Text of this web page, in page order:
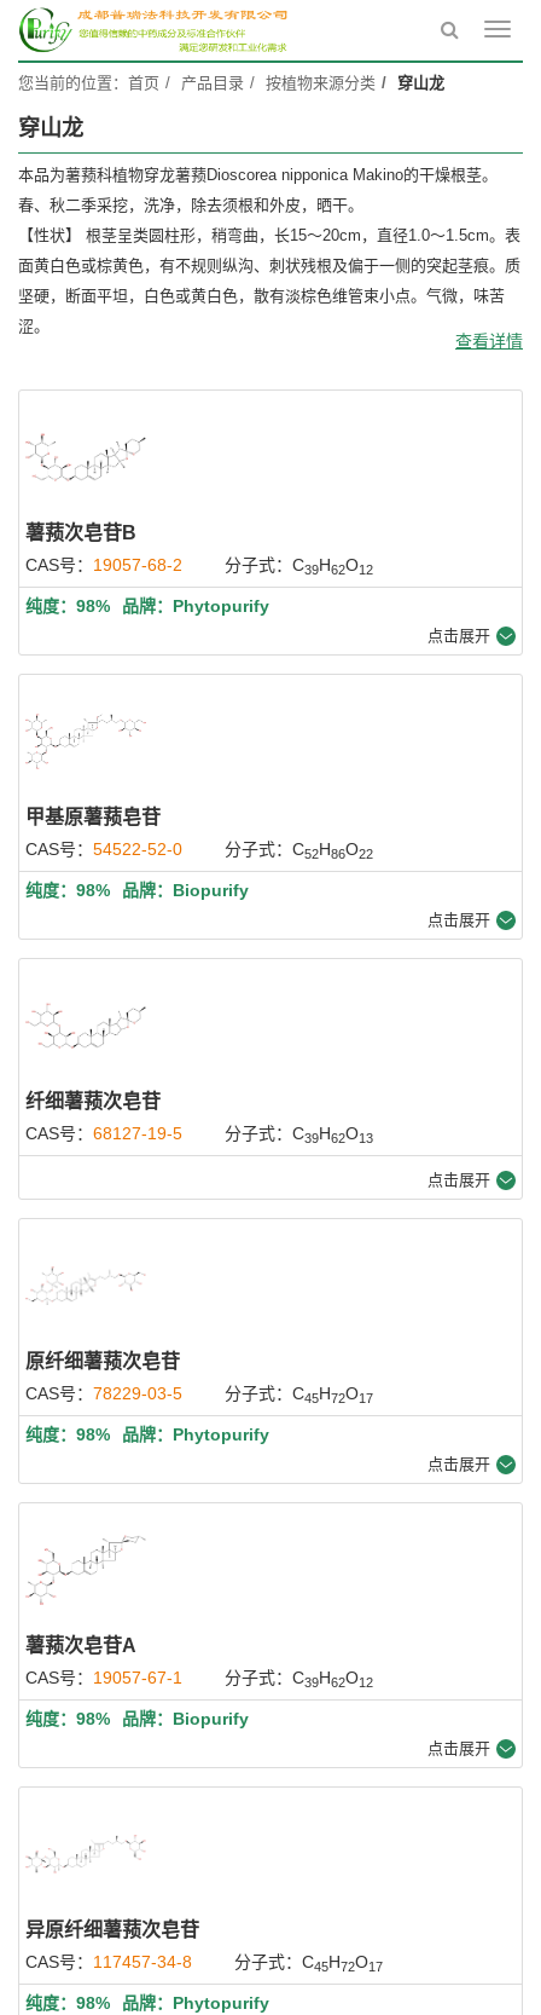
您当前的位置： 首页 产品目录 按植物来源分类 穿山龙
穿山龙
本品为薯蓣科植物穿龙薯蓣Dioscorea nipponica Makino的干燥根茎。
春、秋二季采挖，洗净，除去须根和外皮，晒干。
【性状】 根茎呈类圆柱形，稍弯曲，长15～20cm，直径1.0～1.5cm。表
面黄白色或棕黄色，有不规则纵沟、刺状残根及偏于一侧的突起茎痕。质
坚硬，断面平坦，白色或黄白色，散有淡棕色维管束小点。气微，味苦
涩。
查看详情
薯蓣次皂苷B
CAS号： 19057-68-2 分子式：C39H62O12
纯度：98% 品牌：Phytopurify
点击展开
甲基原薯蓣皂苷
CAS号： 54522-52-0 分子式：C52H86O22
纯度：98% 品牌：Biopurify
点击展开
纤细薯蓣次皂苷
CAS号： 68127-19-5 分子式：C39H62O13
点击展开
原纤细薯蓣次皂苷
CAS号： 78229-03-5 分子式：C45H72O17
纯度：98% 品牌：Phytopurify
点击展开
薯蓣次皂苷A
CAS号： 19057-67-1 分子式：C39H62O12
纯度：98% 品牌：Biopurify
点击展开
异原纤细薯蓣次皂苷
CAS号： 117457-34-8 分子式：C45H72O17
纯度：98% 品牌：Phytopurify